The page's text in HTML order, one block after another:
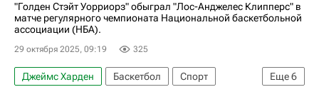
"Голден Стэйт Уорриорз" обыграл "Лос-Анджелес Клипперс" в
матче регулярного чемпионата Национальной баскетбольной
ассоциации (НБА).
29 октября 2025, 09:19 325
Еще6
Джеймс Харден Баскетбол
Спорт